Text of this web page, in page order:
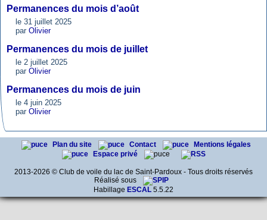
Permanences du mois d’août
le 31 juillet 2025
par Olivier
Permanences du mois de juillet
le 2 juillet 2025
par Olivier
Permanences du mois de juin
le 4 juin 2025
par Olivier
Plan du site Contact
Mentions légales
Espace privé
2013-2026 © Club de voile du lac de Saint-Pardoux - Tous droits réservés
Réalisé sous
Habillage ESCAL 5.5.22